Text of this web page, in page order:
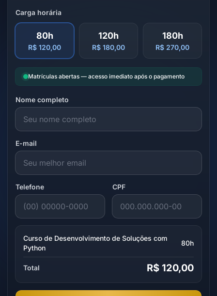
Carga horária
80h
R$ 120,00
120h
R$ 180,00
180h
R$ 270,00
Matrículas abertas — acesso imediato após o pagamento
Nome completo
E-mail
Telefone CPF
Curso de Desenvolvimento de Soluções com
Python
80h
Total R$ 120,00